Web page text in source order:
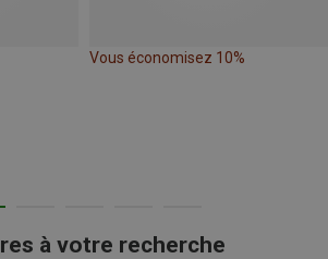
Vous économisez 10%
à votre recherche